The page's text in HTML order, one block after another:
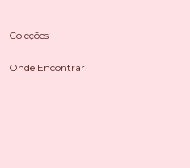
Coleções
Onde Encontrar